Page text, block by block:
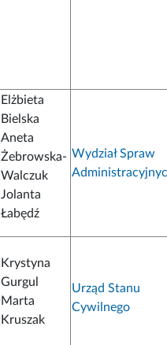
Elżbieta
Bielska
Aneta
Żebrowska-
Walczuk
Jolanta
Łabędź
Wydział Spraw
Krystyna
Gurgul
Marta
Kruszak
Urząd Stanu
Cywilnego